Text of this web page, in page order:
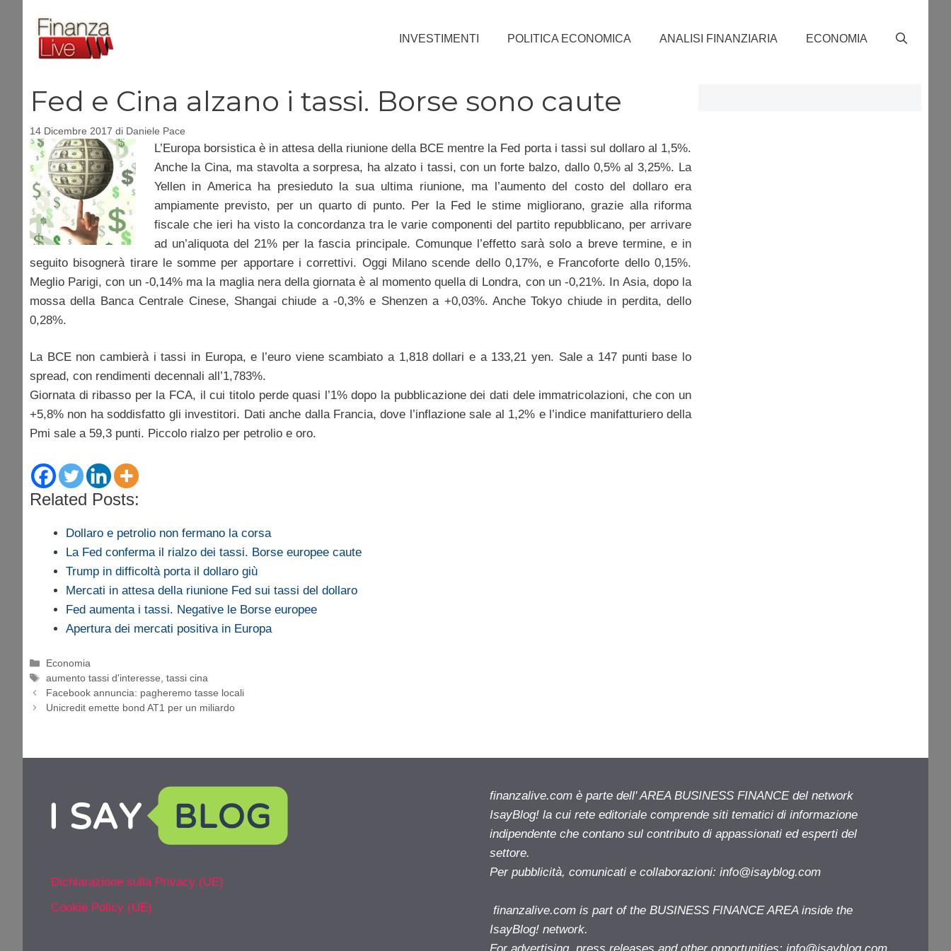
contenuto
INVESTIMENTI POLITICA ECONOMICA ANALISI FINANZIARIA ECONOMIA
Fed e Cina alzano i tassi. Borse sono caute
14 Dicembre 2017 di Daniele Pace
L’Europa borsistica è in attesa della riunione della BCE mentre la Fed porta i tassi sul dollaro al 1,5%.
Anche la Cina, ma stavolta a sorpresa, ha alzato i tassi, con un forte balzo, dallo 0,5% al 3,25%. La
Yellen in America ha presieduto la sua ultima riunione, ma l’aumento del costo del dollaro era
ampiamente previsto, per un quarto di punto. Per la Fed le stime migliorano, grazie alla riforma
fiscale che ieri ha visto la concordanza tra le varie componenti del partito repubblicano, per arrivare
ad un’aliquota del 21% per la fascia principale. Comunque l’effetto sarà solo a breve termine, e in
seguito bisognerà tirare le somme per apportare i correttivi. Oggi Milano scende dello 0,17%, e Francoforte dello 0,15%.
Meglio Parigi, con un -0,14% ma la maglia nera della giornata è al momento quella di Londra, con un -0,21%. In Asia, dopo la
mossa della Banca Centrale Cinese, Shangai chiude a -0,3% e Shenzen a +0,03%. Anche Tokyo chiude in perdita, dello
0,28%.
La BCE non cambierà i tassi in Europa, e l’euro viene scambiato a 1,818 dollari e a 133,21 yen. Sale a 147 punti base lo
spread, con rendimenti decennali all’1,783%.
Giornata di ribasso per la FCA, il cui titolo perde quasi l’1% dopo la pubblicazione dei dati dele immatricolazioni, che con un
+5,8% non ha soddisfatto gli investitori. Dati anche dalla Francia, dove l’inflazione sale al 1,2% e l’indice manifatturiero della
Pmi sale a 59,3 punti. Piccolo rialzo per petrolio e oro.
Related Posts:
Dollaro e petrolio non fermano la corsa
La Fed conferma il rialzo dei tassi. Borse europee caute
Trump in difficoltà porta il dollaro giù
Mercati in attesa della riunione Fed sui tassi del dollaro
Fed aumenta i tassi. Negative le Borse europee
Apertura dei mercati positiva in Europa
Categorie
Economia
Tag
aumento tassi d'interesse ,tassi cina
Facebook annuncia: pagheremo tasse locali
Unicredit emette bond AT1 per un miliardo
Dichiarazione sulla Privacy (UE)
Cookie Policy (UE)
finanzalive.com è parte dell' AREA BUSINESS FINANCE del network
IsayBlog! la cui rete editoriale comprende siti tematici di informazione
indipendente che contano sul contributo di appassionati ed esperti del
settore.
Per pubblicità, comunicati e collaborazioni: info@isayblog.com
finanzalive.com is part of the BUSINESS FINANCE AREA inside the
IsayBlog! network.